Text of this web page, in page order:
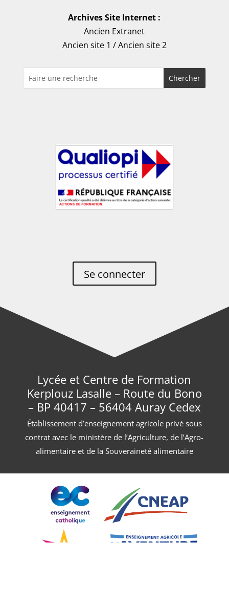
Archives Site Internet :
Ancien Extranet
Ancien site 1 /Ancien site 2
Se connecter
Lycée et Centre de Formation
Kerplouz Lasalle – Route du Bono
– BP 40417 – 56404 Auray Cedex
Établissement d’enseignement agricole privé sous
contrat avec le ministère de l’Agriculture, de l’Agro-
alimentaire et de la Souveraineté alimentaire